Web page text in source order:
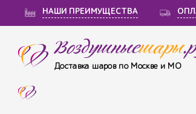
НАШИ ПРЕИМУЩЕСТВА
Воздушныешары
Доставка шаров по Москве и МО